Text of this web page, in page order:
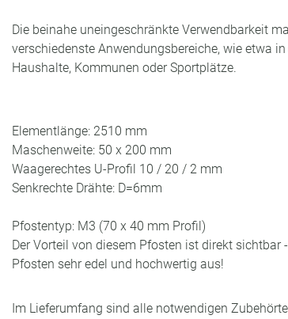
Die beinahe uneingeschränkte Verwendbarkeit
verschiedenste Anwendungsbereiche, wie etwa
Haushalte, Kommunen oder Sportplätze.
Elementlänge: 2510 mm
Maschenweite: 50 x 200 mm
Waagerechtes U-Profil 10 / 20 / 2 mm
Senkrechte Drähte: D=6mm
Pfostentyp: M3 (70 x 40 mm Profil)
Der Vorteil von diesem Pfosten ist direkt sichtbar
Pfosten sehr edel und hochwertig aus!
Im Lieferumfang sind alle notwendigen